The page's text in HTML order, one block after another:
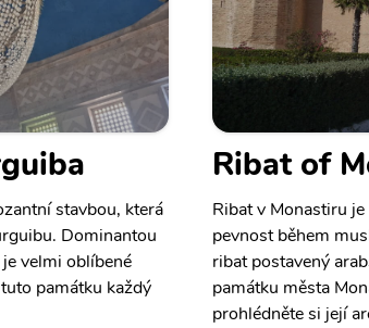
stavbou, která
Dominantou
velmi oblíbené
památku každý
Ribat of
Ribat v Monastiru
pevnost během
ribat postavený
památku města
prohlédněte si její